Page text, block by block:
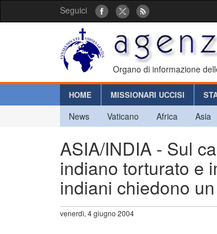
Seguici
Organo di informazione
HOME MISSIONARI UCCISI
News Vaticano Africa Asia
ASIA/INDIA - Sul
indiano torturato e
indiani chiedono
venerdì, 4 giugno 2004